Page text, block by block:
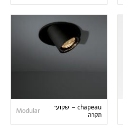
chapeau – שקועי
תקרה
Modular